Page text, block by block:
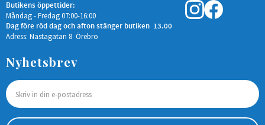
Butikens öppettider:
Måndag - Fredag 07:00-16:00
Dag före röd dag och afton stänger butiken 13.00
Adress: Nastagatan 8 Örebro
Nyhetsbrev